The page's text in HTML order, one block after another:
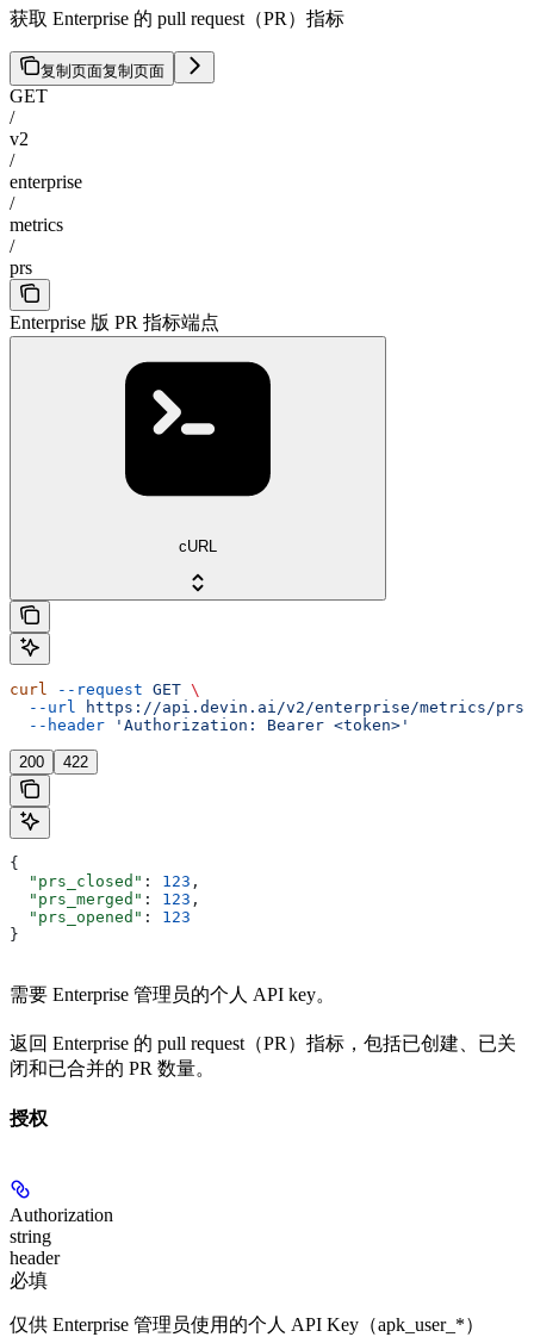
获取 Enterprise 的 pull request（PR）指标
复制页面复制页面
GET
/
v2
/
enterprise
/
metrics
/
prs
Enterprise 版 PR 指标端点
cURL
curl --request GET \
  --url
https://api.devin.ai/v2/enterprise/metrics/prs
  --header
'Authorization: Bearer <token>'
200 422
{
  "prs_closed"
: 123 ,
  "prs_merged"
: 123 ,
  "prs_opened"
: 123
}
需要 Enterprise 管理员的个人 API key。
返回 Enterprise 的 pull request（PR）指标，包括已创建、已关
闭和已合并的 PR 数量。
授权
Authorization
string
header
必填
仅供 Enterprise 管理员使用的个人 API Key（apk_user_*）